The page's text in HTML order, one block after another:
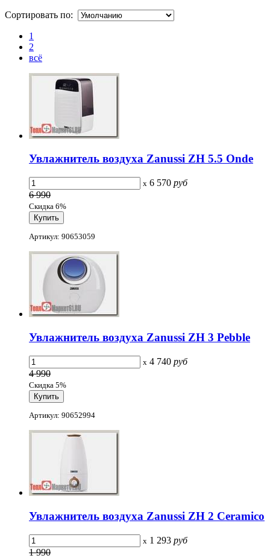
Сортировать по:
1
2
всё
Увлажнитель воздуха Zanussi ZH 5.5 Onde
x 6 570 руб
6 990
Скидка 6%
Артикул: 90653059
Увлажнитель воздуха Zanussi ZH 3 Pebble
x 4 740 руб
4 990
Скидка 5%
Артикул: 90652994
Увлажнитель воздуха Zanussi ZH 2 Ceramico
x 1 293 руб
1 990